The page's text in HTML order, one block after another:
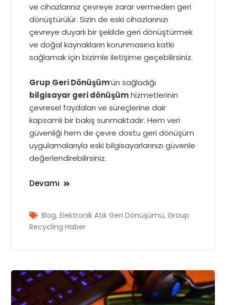
ve cihazlarınız çevreye zarar vermeden geri
dönüştürülür. Sizin de eski cihazlarınızı
çevreye duyarlı bir şekilde geri dönüştürmek
ve doğal kaynakların korunmasına katkı
sağlamak için bizimle iletişime geçebilirsiniz.
Grup Geri Dönüşüm‘ün sağladığı
bilgisayar geri dönüşümhizmetlerinin
çevresel faydaları ve süreçlerine dair
kapsamlı bir bakış sunmaktadır. Hem veri
güvenliği hem de çevre dostu geri dönüşüm
uygulamalarıyla eski bilgisayarlarınızı güvenle
değerlendirebilirsiniz.
Devamı
Blog,Elektronik Atık Geri Dönüşümü,Group
Recycling Haber